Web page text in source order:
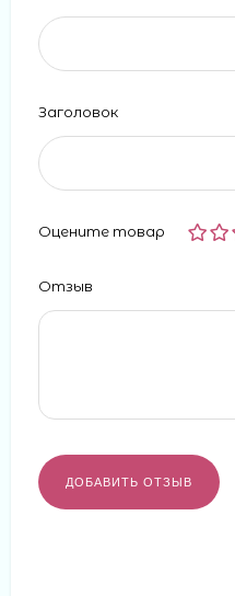
Заголовок
Оцените товар
Отзыв